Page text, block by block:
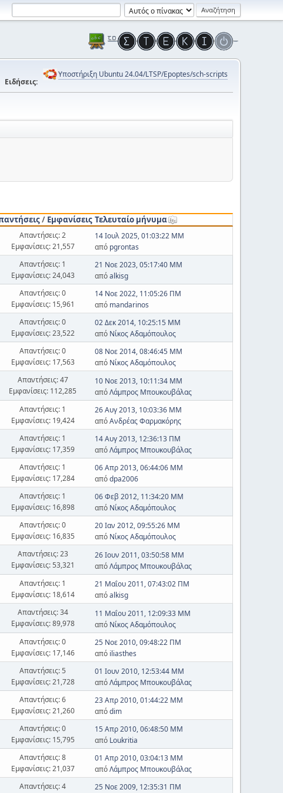
Ειδήσεις:
Υποστήριξη Ubuntu 24.04/LTSP/Epoptes/sch-scripts
/ Εμφανίσεις Τελευταίο μήνυμα
Απαντήσεις: 2
Εμφανίσεις: 21,557
14 Ιουλ 2025, 01:03:22 ΜΜ
από pgrontas
Απαντήσεις: 1
Εμφανίσεις: 24,043
21 Νοε 2023, 05:17:40 ΜΜ
απόalkisg
Απαντήσεις: 0
Εμφανίσεις: 15,961
14 Νοε 2022, 11:05:26 ΠΜ
από mandarinos
Απαντήσεις: 0
Εμφανίσεις: 23,522
02 Δεκ 2014, 10:25:15 ΜΜ
από Νίκος Αδαμόπουλος
Απαντήσεις: 0
Εμφανίσεις: 17,563
08 Νοε 2014, 08:46:45 ΜΜ
από Νίκος Αδαμόπουλος
Απαντήσεις: 47
Εμφανίσεις: 112,285
10 Νοε 2013, 10:11:34 ΜΜ
απόΛάμπρος Μπουκουβάλας
Απαντήσεις: 1
Εμφανίσεις: 19,424
26 Αυγ 2013, 10:03:36 ΜΜ
απόΑνδρέας Φαρμακόρης
Απαντήσεις: 1
Εμφανίσεις: 17,359
14 Αυγ 2013, 12:36:13 ΠΜ
απόΛάμπρος Μπουκουβάλας
Απαντήσεις: 1
Εμφανίσεις: 17,284
06 Απρ 2013, 06:44:06 ΜΜ
απόdpa2006
Απαντήσεις: 1
Εμφανίσεις: 16,898
06 Φεβ 2012, 11:34:20 ΜΜ
από Νίκος Αδαμόπουλος
Απαντήσεις: 0
Εμφανίσεις: 16,835
20 Ιαν 2012, 09:55:26 ΜΜ
από Νίκος Αδαμόπουλος
Απαντήσεις: 23
Εμφανίσεις: 53,321
26 Ιουν 2011, 03:50:58 ΜΜ
απόΛάμπρος Μπουκουβάλας
Απαντήσεις: 1
Εμφανίσεις: 18,614
21 Μαΐου 2011, 07:43:02 ΠΜ
απόalkisg
Απαντήσεις: 34
Εμφανίσεις: 89,978
11 Μαΐου 2011, 12:09:33 ΜΜ
από Νίκος Αδαμόπουλος
Απαντήσεις: 0
Εμφανίσεις: 17,146
25 Νοε 2010, 09:48:22 ΠΜ
από iliasthes
Απαντήσεις: 5
Εμφανίσεις: 21,728
01 Ιουν 2010, 12:53:44 ΜΜ
απόΛάμπρος Μπουκουβάλας
Απαντήσεις: 6
Εμφανίσεις: 21,260
23 Απρ 2010, 01:44:22 ΜΜ
απόdim
Απαντήσεις: 0
Εμφανίσεις: 15,795
15 Απρ 2010, 06:48:50 ΜΜ
από Loukritia
Απαντήσεις: 8
Εμφανίσεις: 21,037
01 Απρ 2010, 03:04:13 ΜΜ
απόΛάμπρος Μπουκουβάλας
Απαντήσεις: 4
25 Νοε 2009, 12:35:31 ΠΜ